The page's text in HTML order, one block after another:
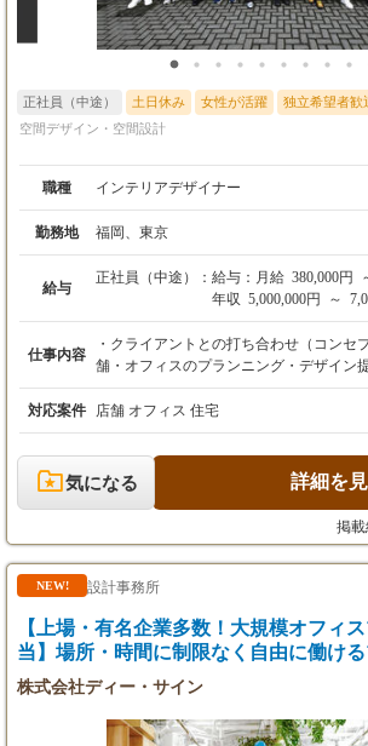
正社員（中途） 土日休み 女性が活躍 独立希望者歓
空間デザイン・空間設計
職種 インテリアデザイナー
勤務地 福岡、東京
給与
正社員（中途）： 給与：月給 380,000円
年収 5,000,000円 ～
【モデル年収】
入社3年目・デザイナ
・スキル/ご経験により
・賞与年2回(夏・冬)＋
・案件獲得によるイン
・昇給：評価に応じて
【試用期間】試用期間
雇用形態、給与は本採
仕事内容
・クライアントとの打ち合わせ（コンセ
舗・オフィスのプランニング・デザイン
（Vectorworks、Illustrator、Photoshopな
携・進行管理 ・完成後のアフターフォロー 案件は美容室・飲
店を中心に、オフィス・商業施設、住宅
ています。 企画～設計～施工まで一貫し
め、デザイナーとして濃くスキルアップ
対応案件 店舗 オフィス 住宅
気になる 詳細を
掲載
NEW! 設計事務所
【上場・有名企業多数！大規模オフィ
当】場所・時間に制限なく自由に働け
ージャー募集◎20代～30代活躍中！
株式会社ディー・サイン